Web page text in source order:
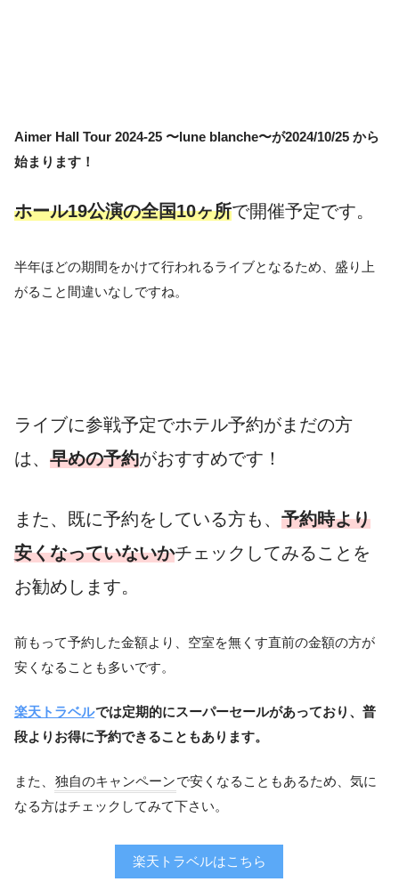
Aimer Hall Tour 2024-25 〜lune blanche〜が2024/10/25 から
始まります！
ホール19公演の全国10ヶ所で開催予定です。
半年ほどの期間をかけて行われるライブとなるため、盛り上
がること間違いなしですね。
ライブに参戦予定でホテル予約がまだの方
は、 早めの予約がおすすめです！
また、既に予約をしている方も、 予約時より
安くなっていないかチェックしてみることを
お勧めします。
前もって予約した金額より、空室を無くす直前の金額の方が
安くなることも多いです。
楽天トラベルでは定期的にスーパーセールがあっており、普
段よりお得に予約できることもあります。
また、 独自のキャンペーンで安くなることもあるため、気に
なる方はチェックしてみて下さい。
楽天トラベルはこちら